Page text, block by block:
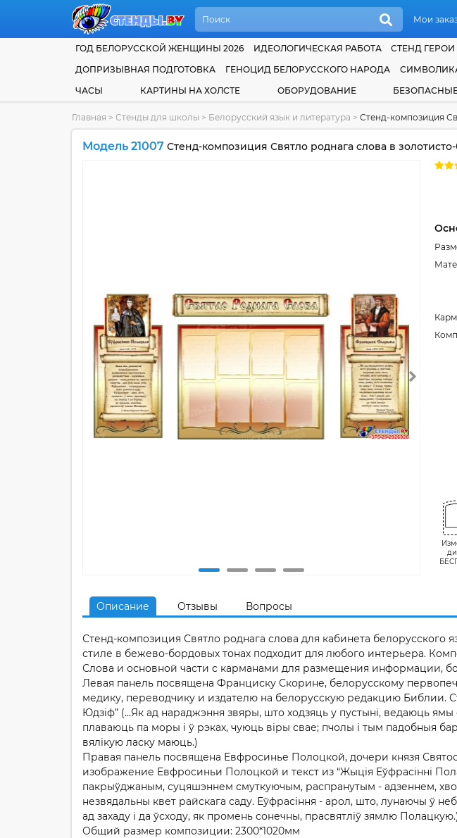
Мои
ГОД БЕЛОРУССКОЙ ЖЕНЩИНЫ 2026 ИДЕОЛОГИЧЕСКАЯ РАБОТА СТЕНД
ДОПРИЗЫВНАЯ ПОДГОТОВКА
ГЕНОЦИД БЕЛОРУССКОГО НАРОДА
ЧАСЫ
КАРТИНЫ НА ХОЛСТЕ ОБОРУДОВАНИЕ
Главная > Стенды для школы > Белорусский язык и литература > Стенд-композиция
Модель 21007 Стенд-композиция Святло роднага слова в
Описание Отзывы Вопросы
Стенд-композиция Святло роднага слова для кабинета
стиле в бежево-бордовых тонах подходит для любого интерьера.
Слова и основной части с карманами для размещения информации,
Левая панель посвящена Франциску Скорине, белорусскому
медику, переводчику и издателю на белорусскую редакцию Библии.
Юдзіф” (...Як ад нараджэння звяры, што ходзяць у пустыні, ведаюць
плаваюць па моры і ў рэках, чуюць віры свае; пчолы і тым падобныя
вялікую ласку маюць.)
Правая панель посвящена Евфросинье Полоцкой, дочери князя
изображение Евфросиньи Полоцкой и текст из “Жыція Еўфрасінні
пакрыўджаным, суцяшэннем смуткуючым, распранутым - адзеннем,
незвядальны квет райскага саду. Еўфрасіння - арол, што, лунаючы ў
ад захаду і да ўсходу, як промень сонечны, прасвятліў зямлю
Общий размер композиции: 2300*1020мм